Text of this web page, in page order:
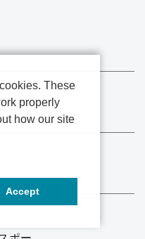
These
properly
how our site
Accept